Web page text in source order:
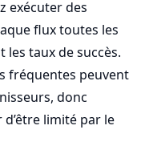
exécuter des
flux toutes les
taux de succès.
fréquentes peuvent
donc
limité par le